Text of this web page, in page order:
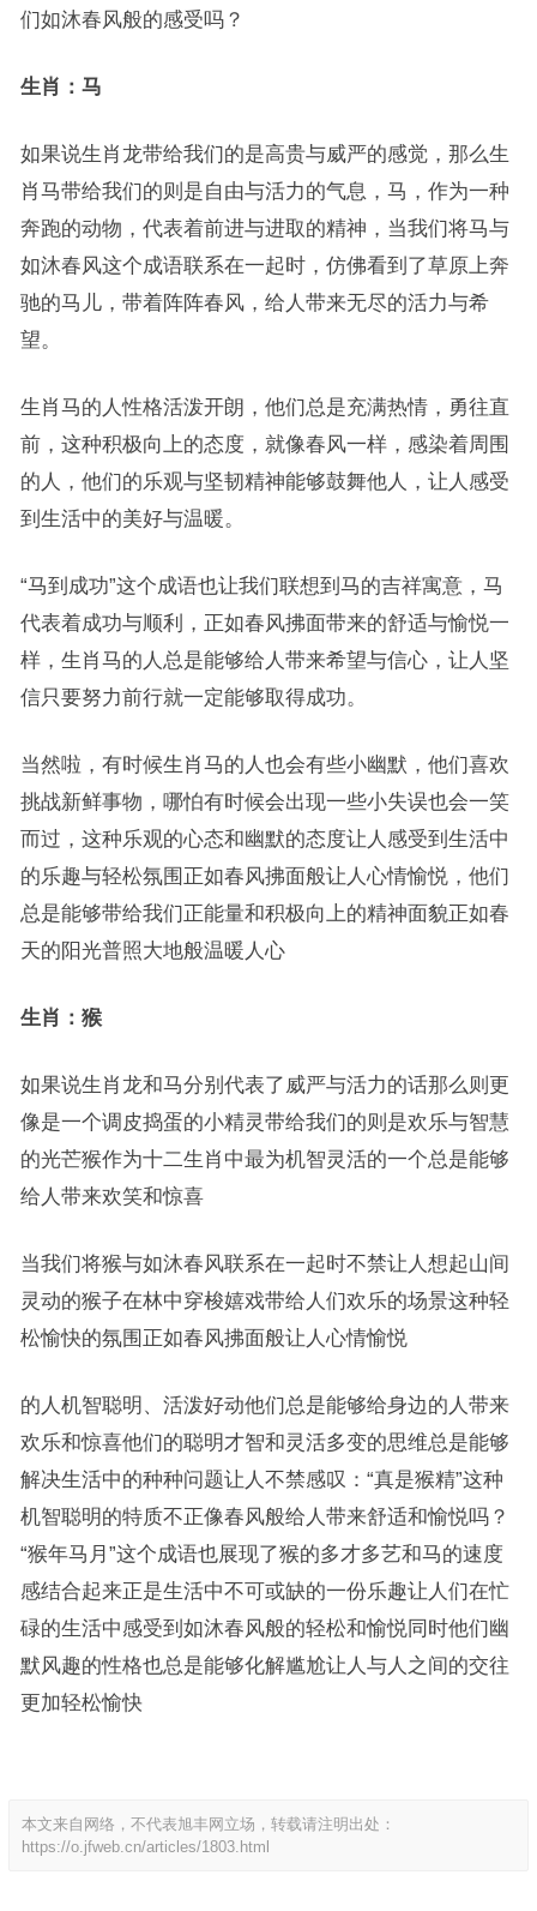
们如沐春风般的感受吗？
生肖：马
如果说生肖龙带给我们的是高贵与威严的感觉，那么生
肖马带给我们的则是自由与活力的气息，马，作为一种
奔跑的动物，代表着前进与进取的精神，当我们将马与
如沐春风这个成语联系在一起时，仿佛看到了草原上奔
驰的马儿，带着阵阵春风，给人带来无尽的活力与希
望。
生肖马的人性格活泼开朗，他们总是充满热情，勇往直
前，这种积极向上的态度，就像春风一样，感染着周围
的人，他们的乐观与坚韧精神能够鼓舞他人，让人感受
到生活中的美好与温暖。
“马到成功”这个成语也让我们联想到马的吉祥寓意，马
代表着成功与顺利，正如春风拂面带来的舒适与愉悦一
样，生肖马的人总是能够给人带来希望与信心，让人坚
信只要努力前行就一定能够取得成功。
当然啦，有时候生肖马的人也会有些小幽默，他们喜欢
挑战新鲜事物，哪怕有时候会出现一些小失误也会一笑
而过，这种乐观的心态和幽默的态度让人感受到生活中
的乐趣与轻松氛围正如春风拂面般让人心情愉悦，他们
总是能够带给我们正能量和积极向上的精神面貌正如春
天的阳光普照大地般温暖人心
生肖：猴
如果说生肖龙和马分别代表了威严与活力的话那么则更
像是一个调皮捣蛋的小精灵带给我们的则是欢乐与智慧
的光芒猴作为十二生肖中最为机智灵活的一个总是能够
给人带来欢笑和惊喜
当我们将猴与如沐春风联系在一起时不禁让人想起山间
灵动的猴子在林中穿梭嬉戏带给人们欢乐的场景这种轻
松愉快的氛围正如春风拂面般让人心情愉悦
的人机智聪明、活泼好动他们总是能够给身边的人带来
欢乐和惊喜他们的聪明才智和灵活多变的思维总是能够
解决生活中的种种问题让人不禁感叹：“真是猴精”这种
机智聪明的特质不正像春风般给人带来舒适和愉悦吗？
“猴年马月”这个成语也展现了猴的多才多艺和马的速度
感结合起来正是生活中不可或缺的一份乐趣让人们在忙
碌的生活中感受到如沐春风般的轻松和愉悦同时他们幽
默风趣的性格也总是能够化解尴尬让人与人之间的交往
更加轻松愉快
本文来自网络，不代表旭丰网立场，转载请注明出处：
https://o.jfweb.cn/articles/1803.html